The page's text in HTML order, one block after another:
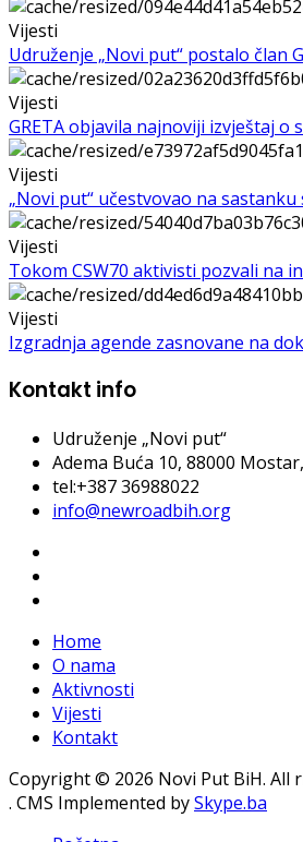
Vijesti
Udruženje „Novi put“ postalo član
Vijesti
GRETA objavila najnoviji izvještaj o
Vijesti
„Novi put“ učestvovao na sastanku
Vijesti
Tokom CSW70 aktivisti pozvali na
Vijesti
Izgradnja agende zasnovane na
Kontakt info
Udruženje „Novi put“
Adema Buća 10, 88000
tel:+387 36988022
info@newroadbih.org
Home
O nama
Aktivnosti
Vijesti
Kontakt
Copyright © 2026 Novi Put BiH. All
. CMS Implemented bySkype.ba